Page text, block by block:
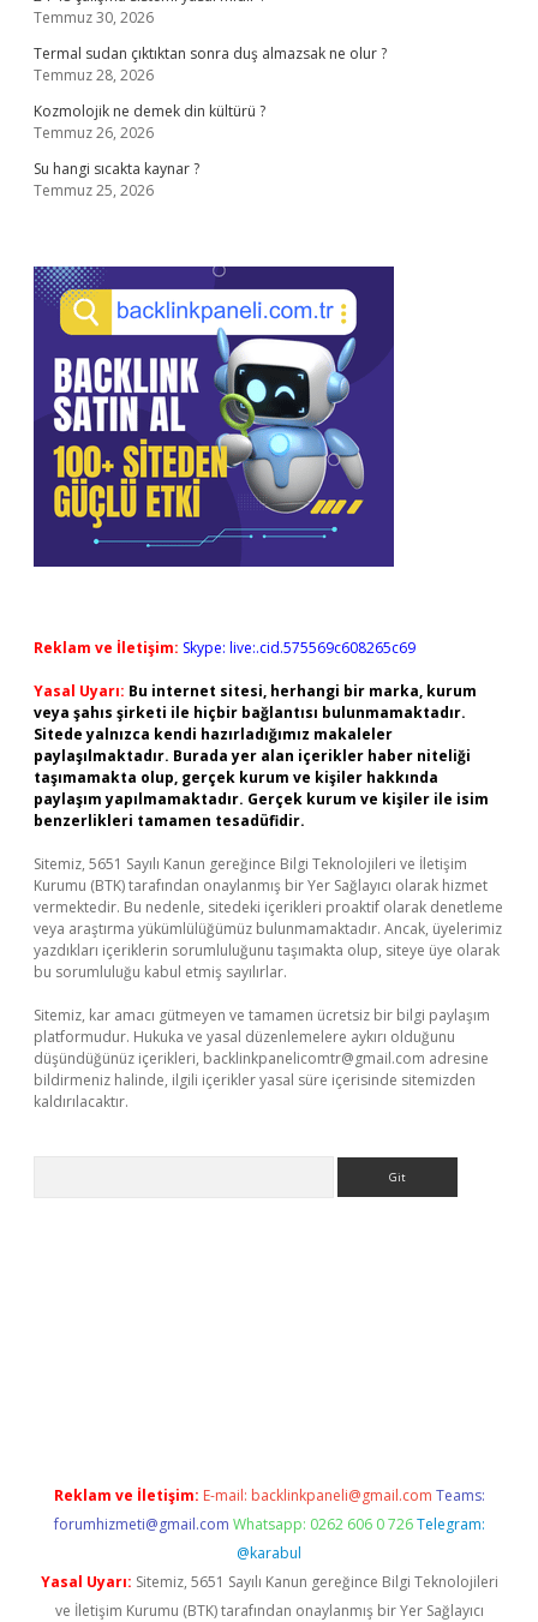
Temmuz 30, 2026
Termal sudan çıktıktan sonra duş almazsak ne olur ?
Temmuz 28, 2026
Kozmolojik ne demek din kültürü ?
Temmuz 26, 2026
Su hangi sıcakta kaynar ?
Temmuz 25, 2026
Reklam ve İletişim: Skype: live:.cid.575569c608265c69
Yasal Uyarı: Bu internet sitesi, herhangi bir marka, kurum
veya şahıs şirketi ile hiçbir bağlantısı bulunmamaktadır.
Sitede yalnızca kendi hazırladığımız makaleler
paylaşılmaktadır. Burada yer alan içerikler haber niteliği
taşımamakta olup, gerçek kurum ve kişiler hakkında
paylaşım yapılmamaktadır. Gerçek kurum ve kişiler ile isim
benzerlikleri tamamen tesadüfidir.
Sitemiz, 5651 Sayılı Kanun gereğince Bilgi Teknolojileri ve İletişim
Kurumu (BTK) tarafından onaylanmış bir Yer Sağlayıcı olarak hizmet
vermektedir. Bu nedenle, sitedeki içerikleri proaktif olarak denetleme
veya araştırma yükümlülüğümüz bulunmamaktadır. Ancak, üyelerimiz
yazdıkları içeriklerin sorumluluğunu taşımakta olup, siteye üye olarak
bu sorumluluğu kabul etmiş sayılırlar.
Sitemiz, kar amacı gütmeyen ve tamamen ücretsiz bir bilgi paylaşım
platformudur. Hukuka ve yasal düzenlemelere aykırı olduğunu
düşündüğünüz içerikleri, backlinkpanelicomtr@gmail.com adresine
bildirmeniz halinde, ilgili içerikler yasal süre içerisinde sitemizden
kaldırılacaktır.
Reklam ve İletişim: E-mail: backlinkpaneli@gmail.com Teams:
forumhizmeti@gmail.com Whatsapp: 0262 606 0 726 Telegram:
@karabul
Yasal Uyarı: Sitemiz, 5651 Sayılı Kanun gereğince Bilgi Teknolojileri
ve İletişim Kurumu (BTK) tarafından onaylanmış bir Yer Sağlayıcı